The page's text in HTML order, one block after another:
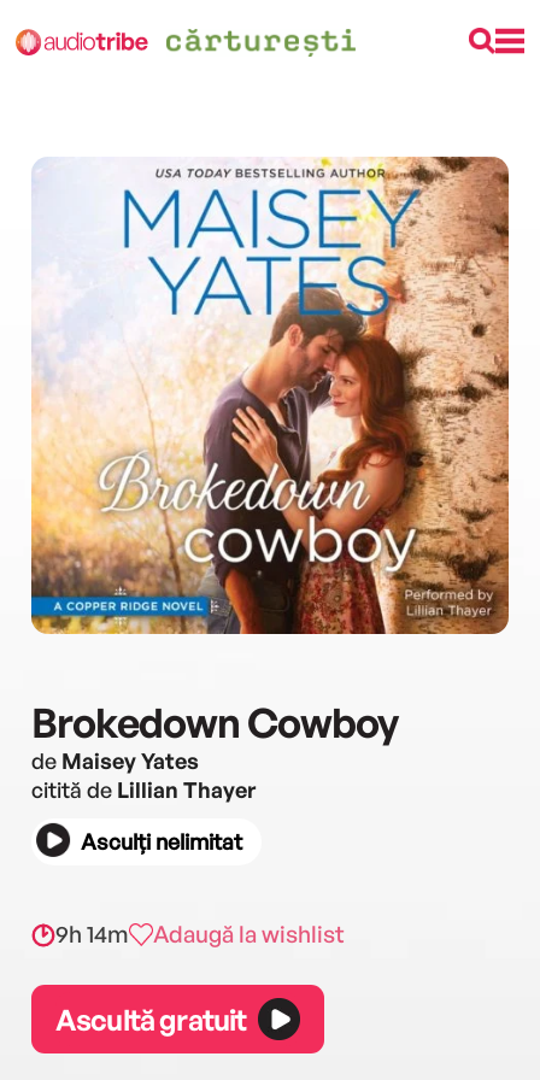
Brokedown Cowboy
de Maisey Yates
citită de Lillian Thayer
Asculți nelimitat
9h 14m Adaugă la wishlist
Ascultă gratuit